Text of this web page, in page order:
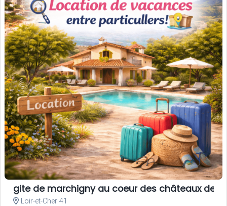
gite de marchigny au coeur des châteaux de
Loir-et-Cher 41